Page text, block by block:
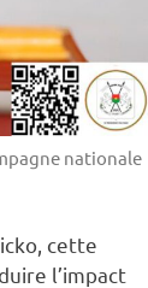
nationale
cette
l’impact